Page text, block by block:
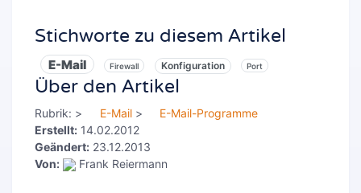
Stichworte zu diesem Artikel
E-Mail Firewall Konfiguration Port
Über den Artikel
Rubrik: > E-Mail>
E-Mail-Programme
Erstellt: 14.02.2012
Geändert: 23.12.2013
Von:
Frank Reiermann